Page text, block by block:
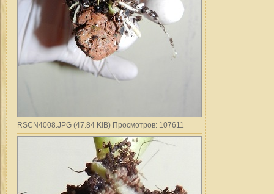
RSCN4008.JPG (47.84 KiB) Просмотров: 107611